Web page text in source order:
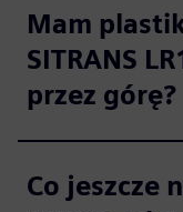
Mam
SITRANS
przez górę?
Co jeszcze